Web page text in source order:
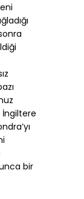
İngiltere
bir